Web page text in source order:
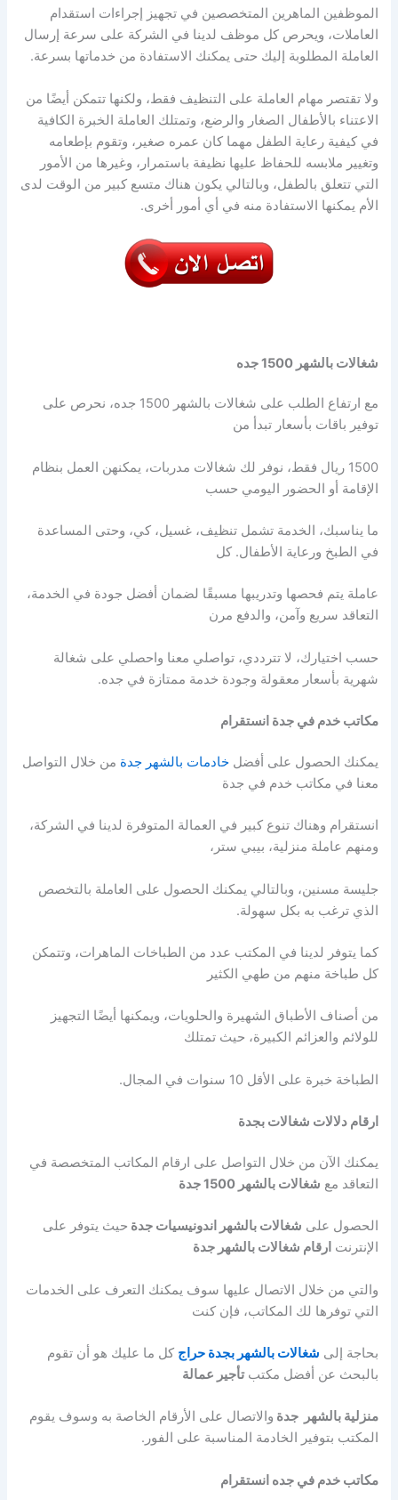
الموظفين الماهرين المتخصصين في تجهيز إجراءات استقدام
العاملات، ويحرص كل موظف لدينا في الشركة على سرعة إرسال
العاملة المطلوبة إليك حتى يمكنك الاستفادة من خدماتها بسرعة.
ولا تقتصر مهام العاملة على التنظيف فقط، ولكنها تتمكن أيضًا من
الاعتناء بالأطفال الصغار والرضع، وتمتلك العاملة الخبرة الكافية
في كيفية رعاية الطفل مهما كان عمره صغير، وتقوم بإطعامه
وتغيير ملابسه للحفاظ عليها نظيفة باستمرار، وغيرها من الأمور
التي تتعلق بالطفل، وبالتالي يكون هناك متسع كبير من الوقت لدى
الأم يمكنها الاستفادة منه في أي أمور أخرى.
شغالات بالشهر 1500 جده
مع ارتفاع الطلب على شغالات بالشهر 1500 جده، نحرص على
توفير باقات بأسعار تبدأ من
1500 ريال فقط، نوفر لك شغالات مدربات، يمكنهن العمل بنظام
الإقامة أو الحضور اليومي حسب
ما يناسبك، الخدمة تشمل تنظيف، غسيل، كي، وحتى المساعدة
في الطبخ ورعاية الأطفال. كل
عاملة يتم فحصها وتدريبها مسبقًا لضمان أفضل جودة في الخدمة،
التعاقد سريع وآمن، والدفع مرن
حسب اختيارك، لا تترددي، تواصلي معنا واحصلي على شغالة
شهرية بأسعار معقولة وجودة خدمة ممتازة في جده.
مكاتب خدم في جدة انستقرام
يمكنك الحصول على أفضلخادمات بالشهر جدة من خلال التواصل
معنا في مكاتب خدم في جدة
انستقرام وهناك تنوع كبير في العمالة المتوفرة لدينا في الشركة،
ومنهم عاملة منزلية، بيبي ستر،
جليسة مسنين، وبالتالي يمكنك الحصول على العاملة بالتخصص
الذي ترغب به بكل سهولة.
كما يتوفر لدينا في المكتب عدد من الطباخات الماهرات، وتتمكن
كل طباخة منهم من طهي الكثير
من أصناف الأطباق الشهيرة والحلويات، ويمكنها أيضًا التجهيز
للولائم والعزائم الكبيرة، حيث تمتلك
الطباخة خبرة على الأقل 10 سنوات في المجال.
ارقام دلالات شغالات بجدة
يمكنك الآن من خلال التواصل على ارقام المكاتب المتخصصة في
التعاقد مع شغالات بالشهر 1500 جدة
الحصول على شغالات بالشهر اندونيسيات جدة حيث يتوفر على
الإنترنت ارقام شغالات بالشهر جدة
والتي من خلال الاتصال عليها سوف يمكنك التعرف على الخدمات
التي توفرها لك المكاتب، فإن كنت
بحاجة إلى شغالات بالشهر بجدة حراج كل ما عليك هو أن تقوم
بالبحث عن أفضل مكتبتأجير عمالة
منزلية بالشهر جدة والاتصال على الأرقام الخاصة به وسوف يقوم
المكتب بتوفير الخادمة المناسبة على الفور.
مكاتب خدم في جده انستقرام